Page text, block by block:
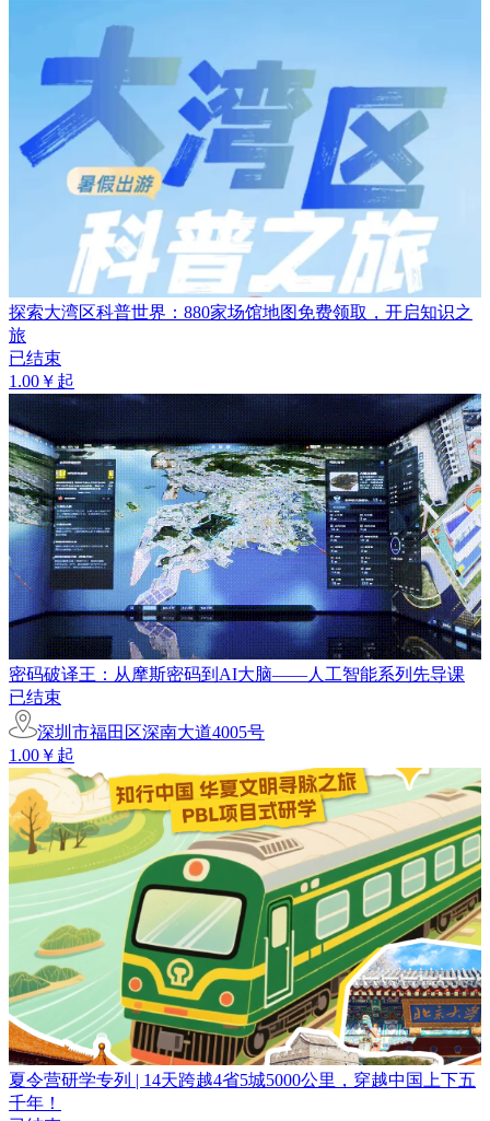
探索大湾区科普世界：880家场馆地图免费领取，开启知识之
旅
已结束
1.00￥起
密码破译王：从摩斯密码到AI大脑——人工智能系列先导课
已结束
深圳市福田区深南大道4005号
1.00￥起
夏令营研学专列 | 14天跨越4省5城5000公里，穿越中国上下五
千年！